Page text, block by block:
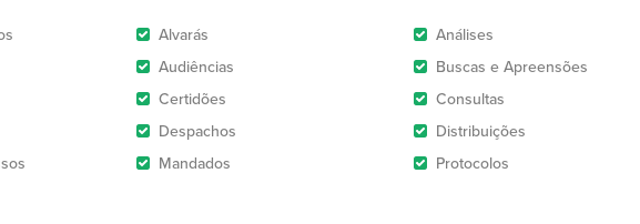
Alvarás
Análises
Audiências
Buscas e Apreensões
Certidões
Consultas
Despachos
Distribuições
Mandados
Protocolos